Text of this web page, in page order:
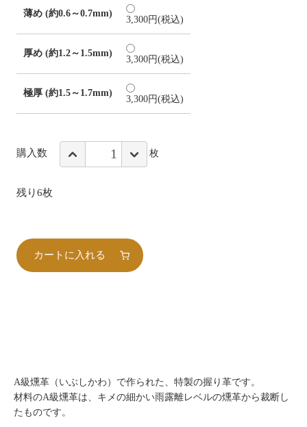
薄め (約0.6～0.7mm)
3,300円(税込)
厚め (約1.2～1.5mm)
3,300円(税込)
極厚 (約1.5～1.7mm)
3,300円(税込)
購入数 枚
残り6枚
カートに入れる
A級燻革（いぶしかわ）で作られた、特製の握り革です。
材料のA級燻革は、キメの細かい雨露離レベルの燻革から裁断し
たものです。